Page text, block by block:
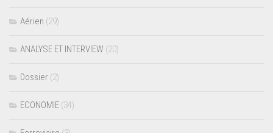
Aérien (29)
ANALYSE ET INTERVIEW (20)
Dossier (2)
ECONOMIE (34)